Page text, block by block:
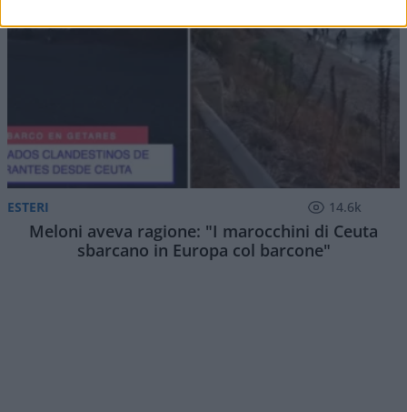
ESTERI 14.6k
Meloni aveva ragione: "I marocchini di Ceuta
sbarcano in Europa col barcone"